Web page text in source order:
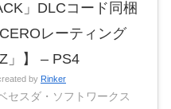
」DLCコード同梱
CEROレーティング
Z」】 – PS4
by Rinker
セスダ・ソフトワークス